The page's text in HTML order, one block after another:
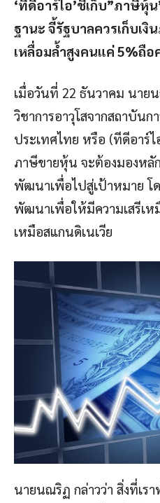
‘ทีดีอาร์ไอ’ชี้เก็บ”ภาษีหุ้
ฐานะ จี้รัฐบาลควรเก็บเ
เหลื่อมล้ำสูงคนแค่ 5%ถื
เมื่อวันที่ 22 ธันวาคม นา
วิชาการอาวุโสจากสถาบัน
ประเทศไทย หรือ (ทีดีอาร์ไ
ภาษีขายหุ้น จะต้องมองหลัก
พัฒนาเพื่อไปสู่เป้าหมาย โ
พัฒนาเพื่อให้มีความเสรีเห
เหมือสแกนดิเนเวีย
นายนณริฏ กล่าวว่า สิ่งที่เร